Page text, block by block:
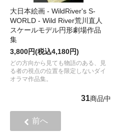
大日本絵画 - WildRiver's S-
WORLD - Wild River荒川直人
スケールモデル円形劇場作品
集
3,800円(税込4,180円)
どの方向から見ても物語のある、見
る者の視点の位置を限定しないダイ
オラマ作品集。
31商品中
前へ